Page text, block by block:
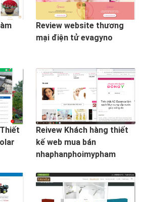
Review website thương
mại điện tử evagyno
Reivew Khách hàng thiết
kế web mua bán
nhaphanphoimypham